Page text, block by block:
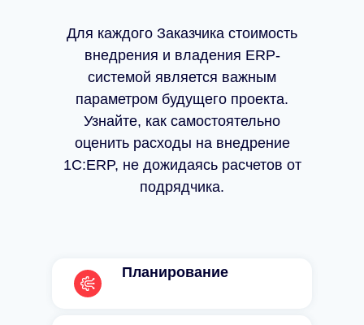
Для каждого Заказчика стоимость
внедрения и владения ERP-
системой является важным
параметром будущего проекта.
Узнайте, как самостоятельно
оценить расходы на внедрение
1С:ERP, не дожидаясь расчетов от
подрядчика.
Планирование